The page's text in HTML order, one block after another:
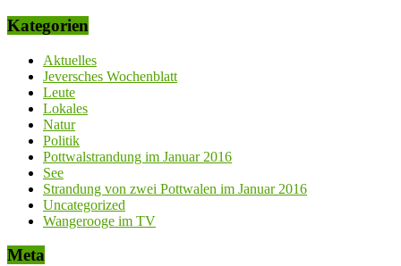
Kategorien
Aktuelles
Jeversches Wochenblatt
Leute
Lokales
Natur
Politik
Pottwalstrandung im Januar 2016
See
Strandung von zwei Pottwalen im Januar 2016
Uncategorized
Wangerooge im TV
Meta